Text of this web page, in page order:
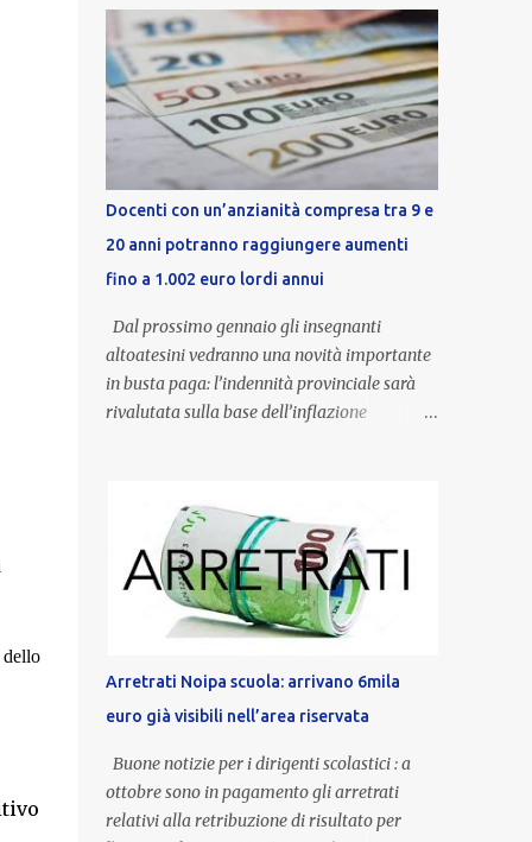
dello
Docenti con un’anzianità compresa tra 9 e
20 anni potranno raggiungere aumenti
fino a 1.002 euro lordi annui
Dal prossimo gennaio gli insegnanti
altoatesini vedranno una novità importante
in busta paga: l’indennità provinciale sarà
rivalutata sulla base dell’inflazione
un’anzianità compresa tra 9 e 20 anni
potranno raggiungere fino a 1.002 euro lordi
annui. Il nuovo contratto provinciale
introduce inoltre un congedo speciale
dedicato alle donne vittime di violenza di
genere, in linea con la normativa nazionale e
con l’obiettivo di offrire maggiore tutela e
supporto in situazioni delicate. L’indennità
provinciale per i docenti è un unicum in
Italia: si tratta di una misura esclusiva della
Provincia autonoma di Bolzano, che integra
Arretrati Noipa scuola: arrivano 6mila
euro già visibili nell’area riservata
Buone notizie per i dirigenti scolastici : a
ottobre sono in pagamento gli arretrati
relativi alla retribuzione di risultato per